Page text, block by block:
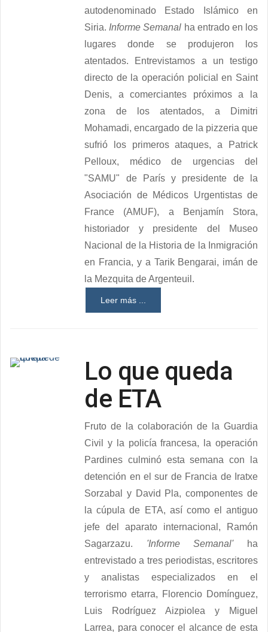
autodenominado Estado Islámico en
Siria. Informe Semanal ha entrado en los
lugares donde se produjeron los
atentados. Entrevistamos a un testigo
directo de la operación policial en Saint
Denis, a comerciantes próximos a la
zona de los atentados, a Dimitri
Mohamadi, encargado de la pizzeria que
sufrió los primeros ataques, a Patrick
Pelloux, médico de urgencias del
"SAMU" de París y presidente de la
Asociación de Médicos Urgentistas de
France (AMUF), a Benjamín Stora,
historiador y presidente del Museo
Nacional de la Historia de la Inmigración
en Francia, y a Tarik Bengarai, imán de
la Mezquita de Argenteuil.
Leer más ...
Lo que queda
de ETA
Fruto de la colaboración de la Guardia
Civil y la policía francesa, la operación
Pardines culminó esta semana con la
detención en el sur de Francia de Iratxe
Sorzabal y David Pla, componentes de
la cúpula de ETA, así como el antiguo
jefe del aparato internacional, Ramón
Sagarzazu. 'Informe Semanal'ha
entrevistado a tres periodistas, escritores
y analistas especializados en el
terrorismo etarra, Florencio Domínguez,
Luis Rodríguez Aizpiolea y Miguel
Larrea, para conocer el alcance de esta